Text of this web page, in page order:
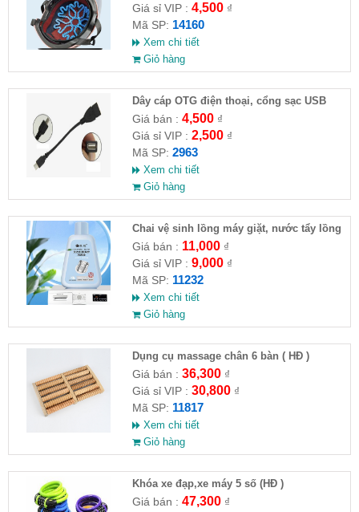
Giá sỉ VIP : 4,500₫
Mã SP: 14160
Xem chi tiết
Giỏ hàng
Dây cáp OTG điện thoại, cổng sạc USB
Giá bán : 4,500₫
Giá sỉ VIP : 2,500₫
Mã SP: 2963
Xem chi tiết
Giỏ hàng
Chai vệ sinh lồng máy giặt, nước tẩy lồng
máy giặt CLEANING FLUID
Giá bán : 11,000₫
Giá sỉ VIP : 9,000₫
Mã SP: 11232
Xem chi tiết
Giỏ hàng
Dụng cụ massage chân 6 bàn ( HĐ )
Giá bán : 36,300₫
Giá sỉ VIP : 30,800₫
Mã SP: 11817
Xem chi tiết
Giỏ hàng
Khóa xe đạp,xe máy 5 số (HĐ )
Giá bán : 47,300₫